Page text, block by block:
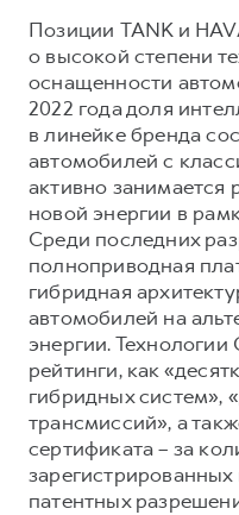
Позиции TANK и
о высокой степени
оснащенности
2022 года доля
в линейке бренда
автомобилей с
активно занимается
новой энергии в
Среди последних
полноприводная
гибридная
автомобилей на
энергии.
рейтинги, как
гибридных систем»,
трансмиссий», а
сертификата – за
патентных